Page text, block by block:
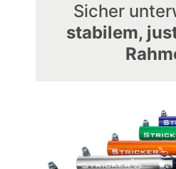
Sicher
stabilem,